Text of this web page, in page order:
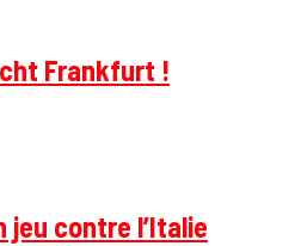
Frankfurt !
jeu contre l’Italie